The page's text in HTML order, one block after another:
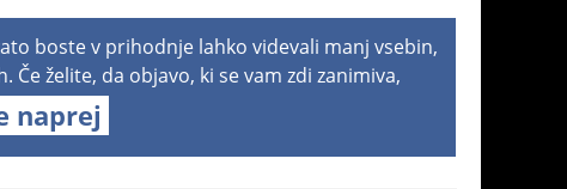
boste v prihodnje lahko videvali manj vsebin,
želite, da objavo, ki se vam zdi zanimiva,
naprej